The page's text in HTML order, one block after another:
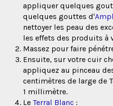
appliquer quelques
quelques gouttes d'
nettoyer les peau des
les effets des produits à
Massez pour faire
Ensuite, sur votre cuir
appliquez au pinceau
centimètres de large de
1 millimètre.
Le Terral Blanc :